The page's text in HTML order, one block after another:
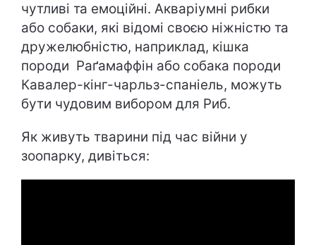
чутливі та емоційні. Акваріумні рибки
або собаки, які відомі своєю ніжністю та
дружелюбністю, наприклад, кішка
породи Раґамаффін або собака породи
Кавалер-кінг-чарльз-спаніель, можуть
бути чудовим вибором для Риб.
Як живуть тварини під час війни у
зоопарку, дивіться: